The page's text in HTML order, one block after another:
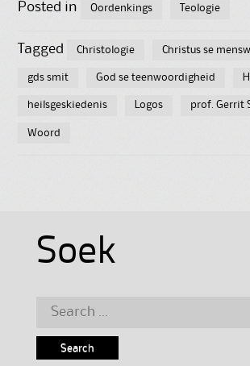
Posted in Oordenkings Teologie
Tagged Christologie Christus se
gds smit God se teenwoordigheid
heilsgeskiedenis Logos prof. Gerrit
Woord
Soek
Search